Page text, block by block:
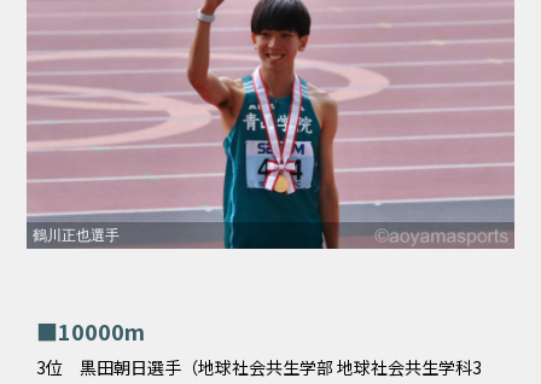
鶴川正也選手
■10000m
3位 黒田朝日選手（地球社会共生学部 地球社会共生学科3